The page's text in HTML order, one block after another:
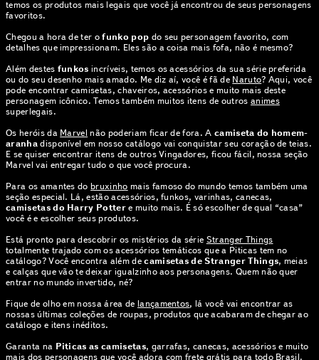
temos os produtos mais legais que você já encontrou de seus personagens
favoritos.
Chegou a hora de ter ofunko pop do seu personagem favorito, com
detalhes que impressionam. Eles são a coisa mais fofa, não é mesmo?
Além destes funkos incríveis, temos os acessórios da sua série preferida
ou do seu desenho mais amado. Me diz aí, você é fã de Naruto? Aqui, você
pode encontrar camisetas, chaveiros, acessórios e muito mais deste
personagem icônico. Temos também muitos itens de outros animes
superlegais.
Os heróis da Marvel não poderiam ficar de fora. Acamiseta do homem-
aranhadisponível em nosso catálogo vai conquistar seu coração de teias.
E se quiser encontrar itens de outros Vingadores, ficou fácil, nossa seção
Marvel vai entregar tudo o que você procura.
Para os amantes dobruxinho mais famoso do mundo temos também uma
seção especial. Lá, estão acessórios, funkos, varinhas, canecas,
camisetas do Harry Potter e muito mais. É só escolher de qual “casa”
você é e escolher seus produtos.
Está pronto para descobrir os mistérios da série Stranger Things
totalmente trajado com os acessórios temáticos que a Piticas tem no
catálogo? Você encontra além decamisetas de Stranger Things, meias
e calças que vão te deixar igualzinho aos personagens. Quem não quer
entrar no mundo invertido, né?
Fique de olho em nossa área de lançamentos, lá você vai encontrar as
nossas últimas coleções de roupas, produtos que acabaram de chegar ao
catálogo e itens inéditos.
Garanta na Piticas as camisetas, garrafas, canecas, acessórios e muito
mais dos personagens que você adora com frete grátis para todo Brasil.